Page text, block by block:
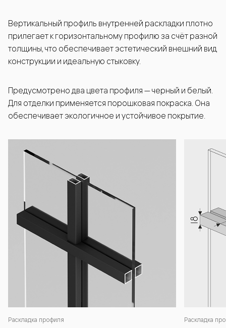
Раскладка профиля Раскладка
Вертикальный профиль внутренней раскладки плотно
прилегает к горизонтальному профилю за счёт разной
толщины, что обеспечивает эстетический внешний вид
конструкции и идеальную стыковку.
Предусмотрено два цвета профиля — черный и белый.
Для отделки применяется порошковая покраска. Она
обеспечивает экологичное и устойчивое покрытие.